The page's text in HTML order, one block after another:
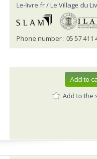
Le-livre.fr / Le Village du
Phone number : 05 57 411
Add to
Add to the